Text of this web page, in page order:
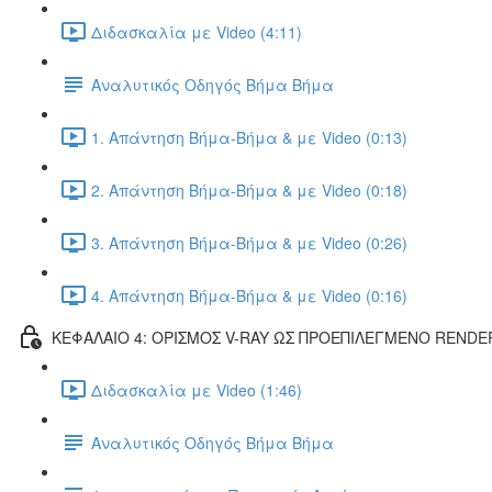
Διδασκαλία με Video (4:11)
Αναλυτικός Οδηγός Βήμα Βήμα
1. Απάντηση Βήμα-Βήμα & με Video (0:13)
2. Απάντηση Βήμα-Βήμα & με Video (0:18)
3. Απάντηση Βήμα-Βήμα & με Video (0:26)
4. Απάντηση Βήμα-Βήμα & με Video (0:16)
ΚΕΦΑΛΑΙΟ 4: ΟΡΙΣΜΟΣ V-RAY ΩΣ ΠΡΟΕΠΙΛΕΓΜΕΝΟ
Διδασκαλία με Video (1:46)
Αναλυτικός Οδηγός Βήμα Βήμα